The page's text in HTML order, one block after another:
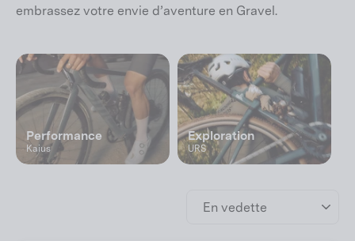
embrassez votre envie d’aventure en Gravel.
Performance
Kaius
Exploration
URS